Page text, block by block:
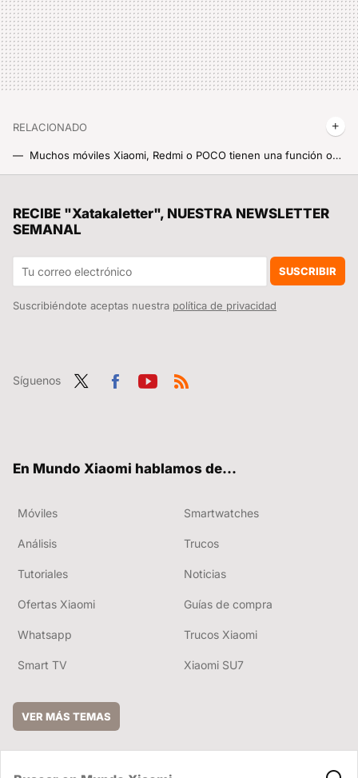
RELACIONADO
Muchos móviles Xiaomi, Redmi o POCO tienen una función oculta que poca gente conoce. Te vas a ahorrar lo de tener que comprarte un reloj inteligente
Xiaomi presenta el precioso CIVI 5 Pro, un gama media "a la altura del iPhone" tan bonito y Premium como otros el doble de caros
RECIBE "Xatakaletter", NUESTRA NEWSLETTER
SEMANAL
SUSCRIBIR
Suscribiéndote aceptas nuestra política de privacidad
Síguenos
En Mundo Xiaomi hablamos de...
Móviles Smartwatches
Análisis Trucos
Tutoriales Noticias
Ofertas Xiaomi Guías de compra
Whatsapp Trucos Xiaomi
Smart TV Xiaomi SU7
VER MÁS TEMAS